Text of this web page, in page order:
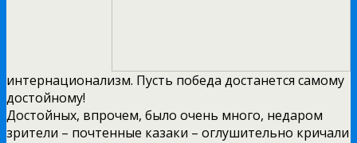
интернационализм. Пусть победа достанется самому
достойному!
Достойных, впрочем, было очень много, недаром
зрители – почтенные казаки – оглушительно кричали